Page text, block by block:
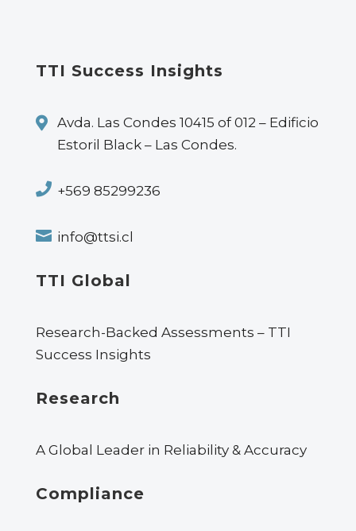
TTI Success Insights

Avda. Las Condes 10415 of 012 – Edificio
Estoril Black – Las Condes.
 +569 85299236
 info@ttsi.cl
TTI Global
Research-Backed Assessments – TTI
Success Insights
Research
A Global Leader in Reliability & Accuracy
Compliance